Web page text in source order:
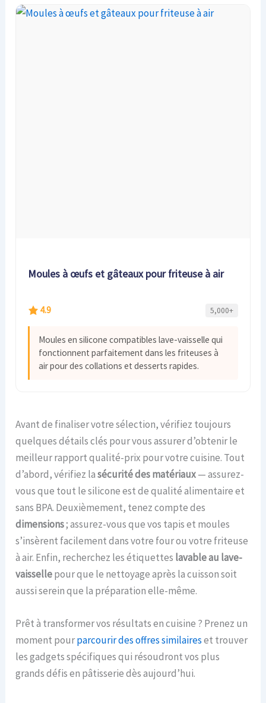
Moules à œufs et gâteaux pour friteuse à air
4.9 5,000+
Moules en silicone compatibles lave-vaisselle qui
fonctionnent parfaitement dans les friteuses à
air pour des collations et desserts rapides.
Avant de finaliser votre sélection, vérifiez toujours
quelques détails clés pour vous assurer d’obtenir le
meilleur rapport qualité-prix pour votre cuisine. Tout
d’abord, vérifiez lasécurité des matériaux— assurez-
vous que tout le silicone est de qualité alimentaire et
sans BPA. Deuxièmement, tenez compte des
dimensions; assurez-vous que vos tapis et moules
s’insèrent facilement dans votre four ou votre friteuse
à air. Enfin, recherchez les étiquettes lavable au lave-
vaissellepour que le nettoyage après la cuisson soit
aussi serein que la préparation elle-même.
Prêt à transformer vos résultats en cuisine ? Prenez un
moment pourparcourir des offres similaireset trouver
les gadgets spécifiques qui résoudront vos plus
grands défis en pâtisserie dès aujourd’hui.